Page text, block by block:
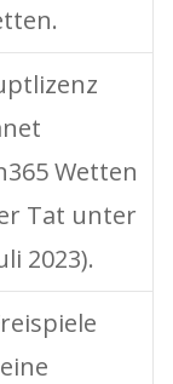
Wetten
Tat unter
2023).